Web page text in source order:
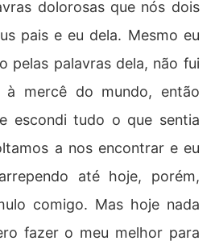
dolorosas que nós dois
pais e eu dela. Mesmo eu
pelas palavras dela, não fui
à mercê do mundo, então
escondi tudo o que sentia
a nos encontrar e eu
até hoje, porém,
comigo. Mas hoje nada
fazer o meu melhor para